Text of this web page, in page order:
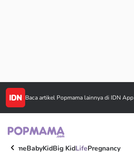
Baca artikel Popmama lainnya di IDN App
HomeBabyKidBig KidLifePregnancy